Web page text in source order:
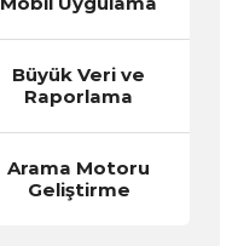
Büyük Veri ve
Raporlama
Arama Motoru
Geliştirme